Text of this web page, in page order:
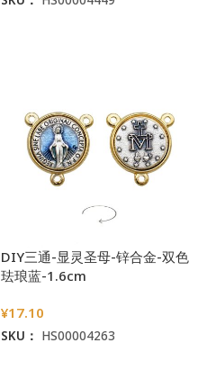
DIY三通-显灵圣母-锌合金-双色
珐琅蓝-1.6cm
¥17.10
SKU： HS00004263